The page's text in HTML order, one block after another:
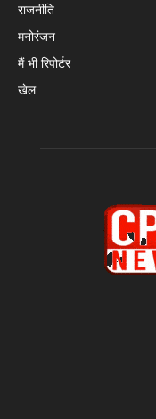
राजनीति
मनोरंजन
मैं भी रिपोर्टर
खेल